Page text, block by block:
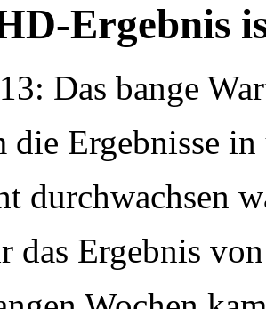
Ergebnis
Das bange
die Ergebnisse
durchwachsen
das Ergebnis